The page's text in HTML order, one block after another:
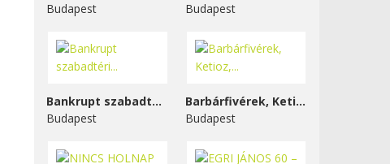
Budapest
Budapest
Bankrupt szabadtéri...
Budapest
Barbárfivérek, Ketioz,...
Budapest